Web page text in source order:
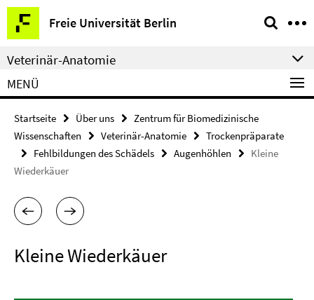
Springe
direkt
zu
Inhalt
Freie Universität Berlin
Service-
Navigation
Veterinär-Anatomie
MENÜ
Startseite Über uns
Zentrum für Biomedizinische
Wissenschaften
Veterinär-Anatomie
Trockenpräparate
Fehlbildungen des Schädels
Augenhöhlen
Kleine
Wiederkäuer
Kleine Wiederkäuer